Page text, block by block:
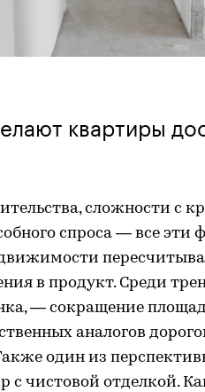
квартиры
сложности с
спроса — все эти
в продукт. Среди
— сокращение
аналогов
один из
с чистовой отделкой.